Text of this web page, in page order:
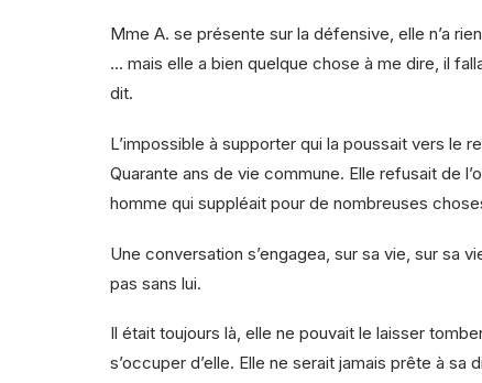
Mme A. se présente sur la défensive, elle n’a
… mais elle a bien quelque chose à me dire, il
dit.
L’impossible à supporter qui la poussait vers le
Quarante ans de vie commune. Elle refusait de
homme qui suppléait pour de nombreuses
Une conversation s’engagea, sur sa vie, sur sa
pas sans lui.
Il était toujours là, elle ne pouvait le laisser
s’occuper d’elle. Elle ne serait jamais prête à